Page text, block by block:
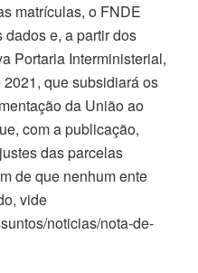
matrículas, o FNDE
e, a partir dos
Portaria Interministerial,
que subsidiará os
da União ao
com a publicação,
das parcelas
de que nenhum ente
vide
noticias/nota-de-